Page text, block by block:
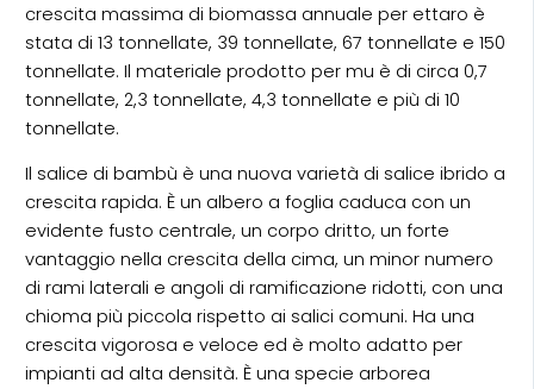
crescita massima di biomassa annuale per ettaro è
stata di 13 tonnellate, 39 tonnellate, 67 tonnellate e 150
tonnellate. Il materiale prodotto per mu è di circa 0,7
tonnellate, 2,3 tonnellate, 4,3 tonnellate e più di 10
tonnellate.
Il salice di bambù è una nuova varietà di salice ibrido a
crescita rapida. È un albero a foglia caduca con un
evidente fusto centrale, un corpo dritto, un forte
vantaggio nella crescita della cima, un minor numero
di rami laterali e angoli di ramificazione ridotti, con una
chioma più piccola rispetto ai salici comuni. Ha una
crescita vigorosa e veloce ed è molto adatto per
impianti ad alta densità. È una specie arborea